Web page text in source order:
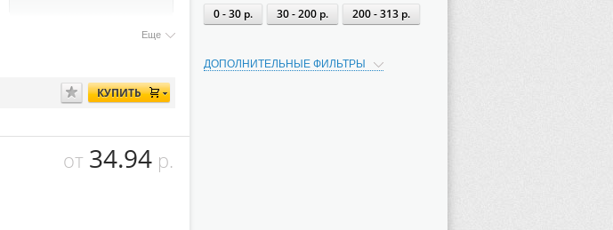
0 - 30 р. 30 - 200 р. 200 - 313 р.
ДОПОЛНИТЕЛЬНЫЕ ФИЛЬТРЫ
Еще
КУПИТЬ
от 34.94 р.